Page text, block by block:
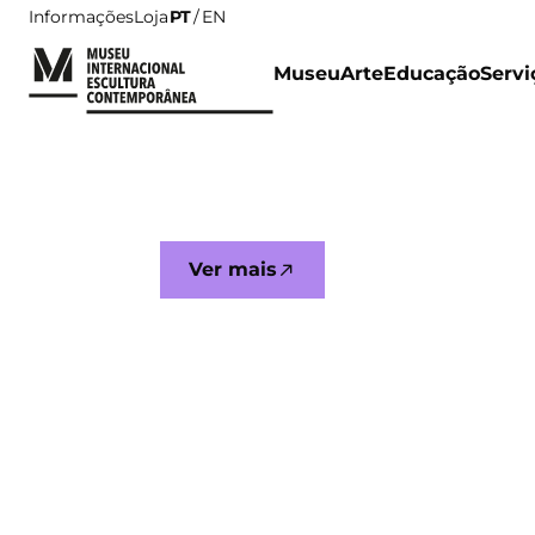
InformaçõesLojaPT EN
MuseuArteEducação
Museu
Ver mais